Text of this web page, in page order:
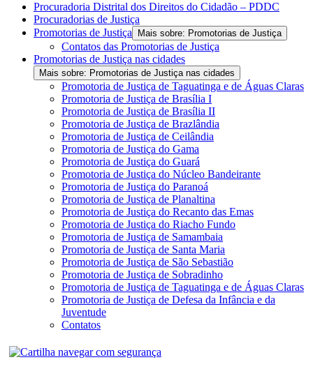
Procuradoria Distrital dos Direitos do Cidadão – PDDC
Procuradorias de Justiça
Promotorias de Justiça
Mais sobre: Promotorias de Justiça
Contatos das Promotorias de Justiça
Promotorias de Justiça nas cidades
Mais sobre: Promotorias de Justiça nas cidades
Promotoria de Justiça de Taguatinga e de Águas Claras
Promotoria de Justiça de Brasília I
Promotoria de Justiça de Brasília II
Promotoria de Justiça de Brazlândia
Promotoria de Justiça de Ceilândia
Promotoria de Justiça do Gama
Promotoria de Justiça do Guará
Promotoria de Justiça do Núcleo Bandeirante
Promotoria de Justiça do Paranoá
Promotoria de Justiça de Planaltina
Promotoria de Justiça do Recanto das Emas
Promotoria de Justiça do Riacho Fundo
Promotoria de Justiça de Samambaia
Promotoria de Justiça de Santa Maria
Promotoria de Justiça de São Sebastião
Promotoria de Justiça de Sobradinho
Promotoria de Justiça de Taguatinga e de Águas Claras
Promotoria de Justiça de Defesa da Infância e da
Juventude
Contatos